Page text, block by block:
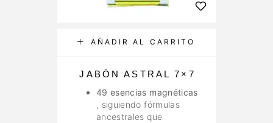
AÑADIR AL CARRITO
JABÓN ASTRAL 7×7
49 esencias magnéticas
, siguiendo fórmulas
ancestrales que